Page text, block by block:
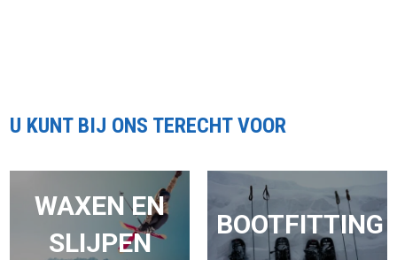
U KUNT BIJ ONS TERECHT VOOR
WAXEN EN
SLIJPEN
BOOTFITTING